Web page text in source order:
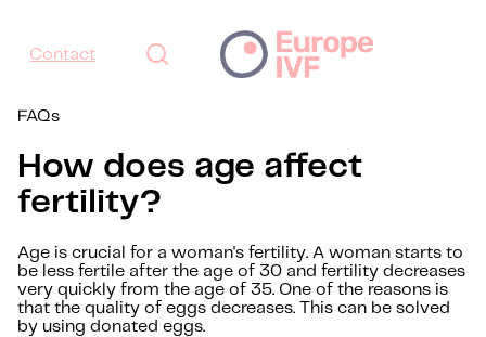
Contact
FAQs
How does age affect
fertility?
Age is crucial for a woman's fertility. A woman starts to
be less fertile after the age of 30 and fertility decreases
very quickly from the age of 35. One of the reasons is
that the quality of eggs decreases. This can be solved
by using donated eggs.